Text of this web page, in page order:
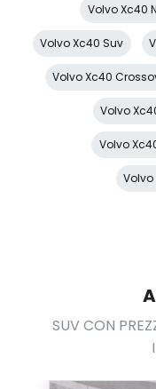
Riscaldamento da
Sedili abbattibili
Volvo Xc40
Volvo Xc40 Suv
Volvo Xc40
Volvo
Volvo
Volvo
SUV CON